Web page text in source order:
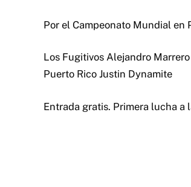
Por el Campeonato Mundial en
Los Fugitivos Alejandro
Puerto Rico Justin Dynamite
Entrada gratis. Primera lucha a